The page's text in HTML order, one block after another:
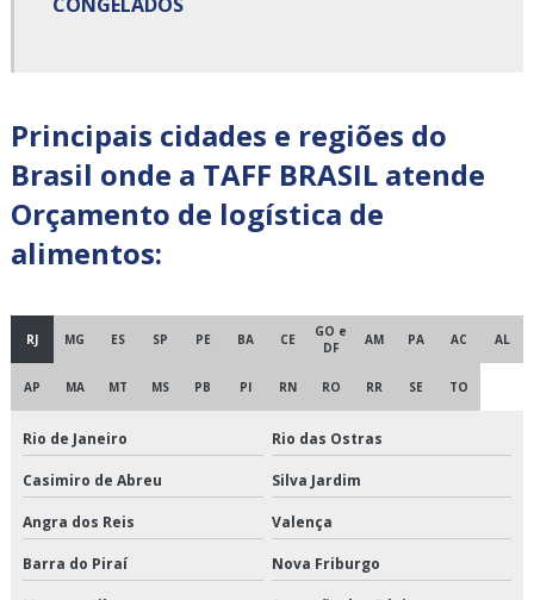
Centro de cross docking
Centro de distribuição cross docking
Cross docking empresas
Cross docking preço
Cross docking transportadora
Cross docking transporte
Cross docking valor
Crossdocking em são paulo
Principais cidades e regiões do
Brasil onde a TAFF BRASIL atende
Orçamento de logística de
alimentos:
RJ MG ES SP PE BA CE
GO e
DF
AM PA AC AL
AP MA MT MS PB PI RN RO RR SE TO
Rio de Janeiro Rio das Ostras
Casimiro de Abreu Silva Jardim
Angra dos Reis Valença
Barra do Piraí Nova Friburgo